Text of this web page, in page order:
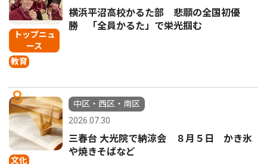
トップニュ
ース
教育
横浜平沼高校かるた部 悲願の全国初優
勝 「全員かるた」で栄光掴む
8
文化
中区・西区・南区
2026.07.30
三春台 大光院で納涼会 ８月５日 かき氷
や焼きそばなど